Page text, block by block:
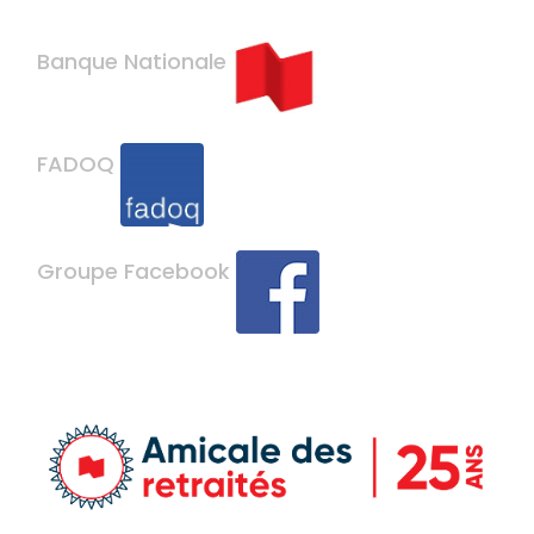
Banque Nationale
FADOQ
Groupe Facebook